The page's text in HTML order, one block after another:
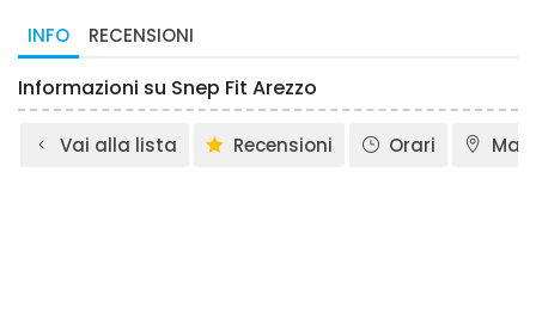
INFO RECENSIONI
Informazioni su Snep Fit Arezzo
Vai alla lista Recensioni Orari